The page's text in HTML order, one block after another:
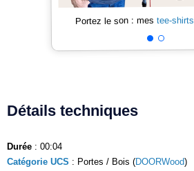
Portez le son : mes tee-shirts
Détails techniques
Durée : 00:04
Catégorie UCS : Portes / Bois (DOORWood)